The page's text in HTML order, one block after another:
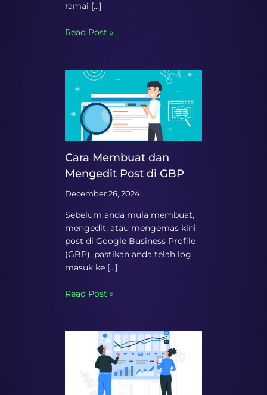
ramai […]
Read Post »
Cara Membuat dan
Mengedit Post di GBP
December 26, 2024
Sebelum anda mula membuat,
mengedit, atau mengemas kini
post di Google Business Profile
(GBP), pastikan anda telah log
masuk ke […]
Read Post »